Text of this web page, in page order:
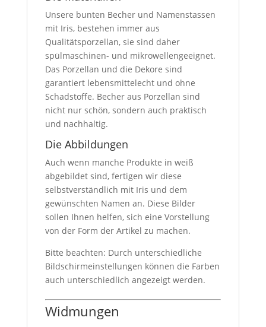
Unsere bunten Becher und Namenstassen
mit Iris, bestehen immer aus
Qualitätsporzellan, sie sind daher
spülmaschinen- und mikrowellengeeignet.
Das Porzellan und die Dekore sind
garantiert lebensmittelecht und ohne
Schadstoffe. Becher aus Porzellan sind
nicht nur schön, sondern auch praktisch
und nachhaltig.
Die Abbildungen
Auch wenn manche Produkte in weiß
abgebildet sind, fertigen wir diese
selbstverständlich mit Iris und dem
gewünschten Namen an. Diese Bilder
sollen Ihnen helfen, sich eine Vorstellung
von der Form der Artikel zu machen.
Bitte beachten: Durch unterschiedliche
Bildschirmeinstellungen können die Farben
auch unterschiedlich angezeigt werden.
Widmungen